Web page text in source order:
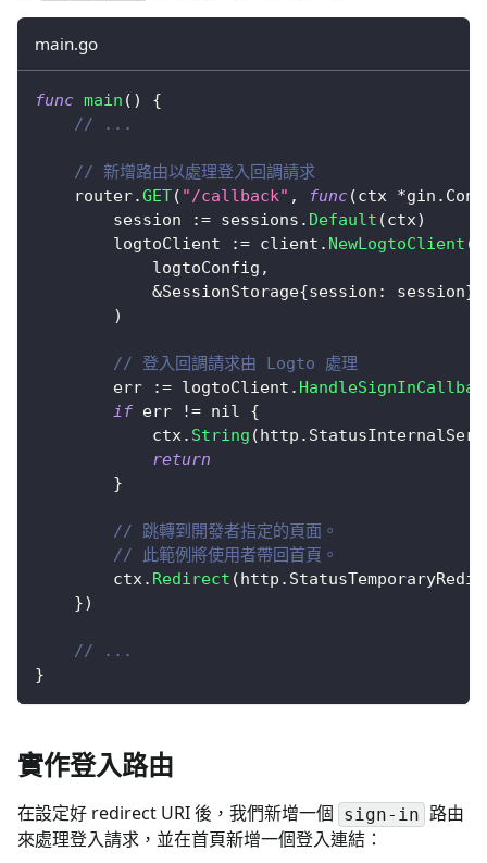
main.go
func main ( )
{
// ...
// 新增路由以處理登入回調請求
	router
.GET( "/callback" , func(ctx *gin .
		session
:= sessions . Default (ctx)
		logtoClient
:= client . NewLogtoClient (
			logtoConfig
,
&SessionStorage{session : session}
)
// 登入回調請求由 Logto 處理
		err
:= logtoClient .
if err != nil
{
			ctx
. String (http .
return
}
// 跳轉到開發者指定的頁面。
// 此範例將使用者帶回首頁。
		ctx
. Redirect (http .
})
// ...
}
實作登入路由
在設定好 redirect URI 後，我們新增一個 sign-in 路由
來處理登入請求，並在首頁新增一個登入連結：